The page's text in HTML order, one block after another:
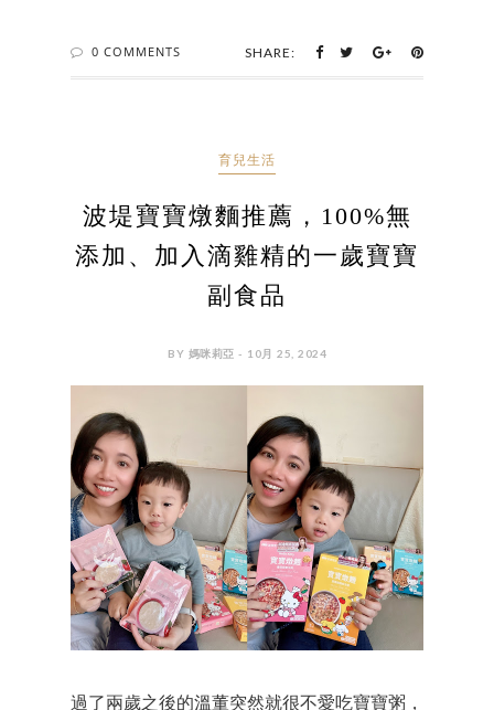
0 COMMENTS SHARE:
育兒生活
波堤寶寶燉麵推薦，100%無
添加、加入滴雞精的一歲寶寶
副食品
BY 媽咪莉亞 - 10月 25, 2024
過了兩歲之後的溫董突然就很不愛吃寶寶粥，